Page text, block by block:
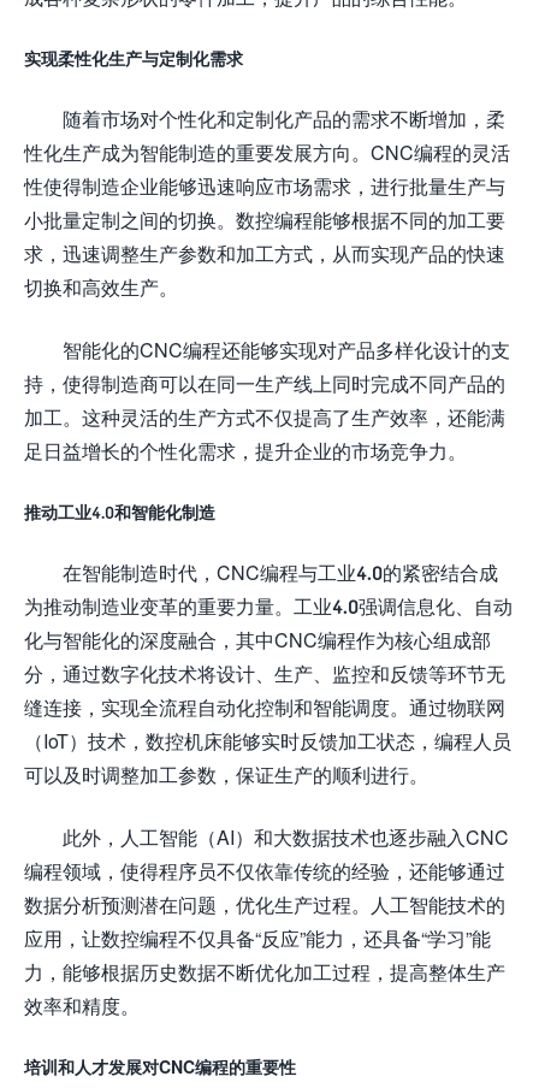
实现柔性化生产与定制化需求
随着市场对个性化和定制化产品的需求不断增加，柔
性化生产成为智能制造的重要发展方向。CNC编程的灵活
性使得制造企业能够迅速响应市场需求，进行批量生产与
小批量定制之间的切换。数控编程能够根据不同的加工要
求，迅速调整生产参数和加工方式，从而实现产品的快速
切换和高效生产。
智能化的CNC编程还能够实现对产品多样化设计的支
持，使得制造商可以在同一生产线上同时完成不同产品的
加工。这种灵活的生产方式不仅提高了生产效率，还能满
足日益增长的个性化需求，提升企业的市场竞争力。
推动工业4.0和智能化制造
在智能制造时代，CNC编程与工业4.0的紧密结合成
为推动制造业变革的重要力量。工业4.0强调信息化、自动
化与智能化的深度融合，其中CNC编程作为核心组成部
分，通过数字化技术将设计、生产、监控和反馈等环节无
缝连接，实现全流程自动化控制和智能调度。通过物联网
（IoT）技术，数控机床能够实时反馈加工状态，编程人员
可以及时调整加工参数，保证生产的顺利进行。
此外，人工智能（AI）和大数据技术也逐步融入CNC
编程领域，使得程序员不仅依靠传统的经验，还能够通过
数据分析预测潜在问题，优化生产过程。人工智能技术的
应用，让数控编程不仅具备“反应”能力，还具备“学习”能
力，能够根据历史数据不断优化加工过程，提高整体生产
效率和精度。
培训和人才发展对CNC编程的重要性